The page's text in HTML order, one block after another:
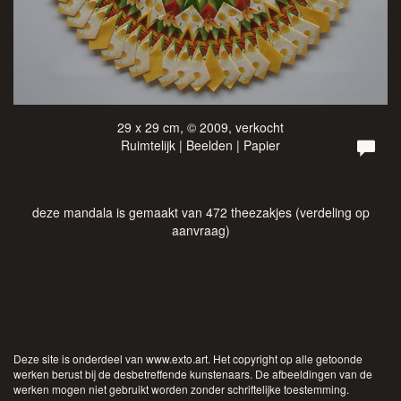
29 x 29 cm, © 2009, verkocht
Ruimtelijk | Beelden | Papier
deze mandala is gemaakt van 472 theezakjes (verdeling op
aanvraag)
Deze site is onderdeel van www.exto.art. Het copyright op alle getoonde
werken berust bij de desbetreffende kunstenaars. De afbeeldingen van de
werken mogen niet gebruikt worden zonder schriftelijke toestemming.